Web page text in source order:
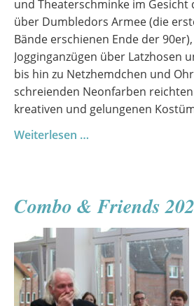
und Theaterschminke im Gesicht
über Dumbledors Armee (die
Bände erschienen Ende der
Jogginganzügen über Latzhosen
bis hin zu Netzhemdchen und
schreienden Neonfarben
kreativen und gelungenen
Weiterlesen …
Combo & Friends